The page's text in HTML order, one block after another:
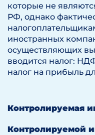
которые не
РФ, однако
иностранных
осуществляющих
вводится налог:
налог на прибыль
Контролируемая
Контролируемой